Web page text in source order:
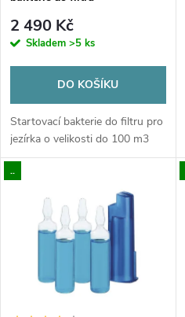
r
o
d
u
k
p
r
d
u
2 490 Kč
Skladem >5 ks
DO KOŠÍKU
Startovací bakterie do filtru pro
jezírka o velikosti do 100 m3
..